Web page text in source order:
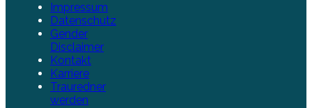
Impressum
Datenschutz
Gender
Disclaimer
Kontakt
Karriere
Trauredner
werden